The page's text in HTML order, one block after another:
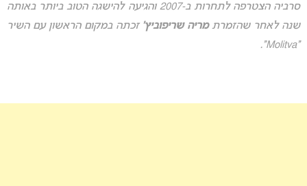
סרביה הצטרפה לתחרות ב-2007 והגיעה להישגה הטוב ביותר באותה
שנה לאחר שהזמרתמריה שריפוביץ’ זכתה במקום הראשון עם השיר
“Molitva”.